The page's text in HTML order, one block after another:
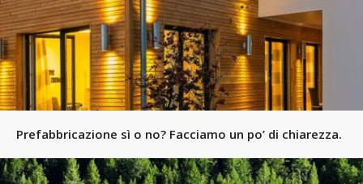
Prefabbricazione sì o no? Facciamo un po’ di chiarezza.